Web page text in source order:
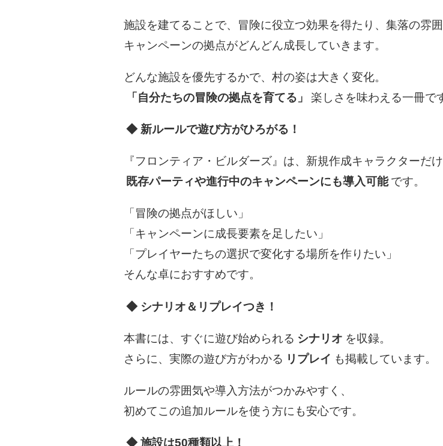
施設を建てることで、冒険に役立つ効果を得たり、集落の雰囲
キャンペーンの拠点がどんどん成長していきます。
どんな施設を優先するかで、村の姿は大きく変化。
「自分たちの冒険の拠点を育てる」
楽しさを味わえる一冊で
◆ 新ルールで遊び方がひろがる！
『フロンティア・ビルダーズ』は、新規作成キャラクターだけ
既存パーティや進行中のキャンペーンにも導入可能 です。
「冒険の拠点がほしい」
「キャンペーンに成長要素を足したい」
「プレイヤーたちの選択で変化する場所を作りたい」
そんな卓におすすめです。
◆ シナリオ＆リプレイつき！
本書には、すぐに遊び始められる シナリオ を収録。
さらに、実際の遊び方がわかる リプレイ も掲載しています。
ルールの雰囲気や導入方法がつかみやすく、
初めてこの追加ルールを使う方にも安心です。
◆ 施設は50種類以上！